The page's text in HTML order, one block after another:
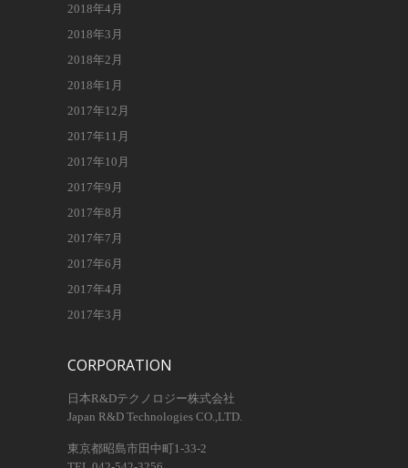
2018年4月
2018年3月
2018年2月
2018年1月
2017年12月
2017年11月
2017年10月
2017年9月
2017年8月
2017年7月
2017年6月
2017年4月
2017年3月
CORPORATION
日本R&Dテクノロジー株式会社
Japan R&D Technologies CO.,LTD.
東京都昭島市田中町1-33-2